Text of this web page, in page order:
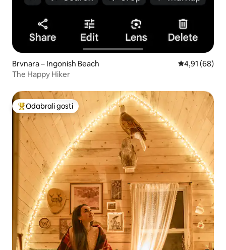
Brvnara – Ingonish Beach Prosječna
4,91 (68)
The Happy Hiker
Među najviše rangiranima s oznakom „Odabrali gosti”
Odabrali gosti